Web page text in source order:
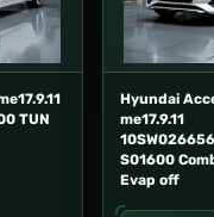
TUN
Hyundai
me17.9.11
S01600
Evap off